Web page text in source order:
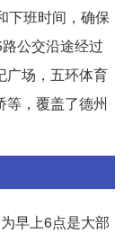
下班时间，确保
公交沿途经过
广场，五环体育
等，覆盖了德州
早上6点是大部